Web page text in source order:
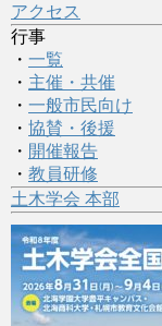
アクセス
行事
・ 一覧
・ 主催・共催
・ 一般市民向け
・ 協賛・後援
・ 開催報告
・ 教員研修
土木学会 本部